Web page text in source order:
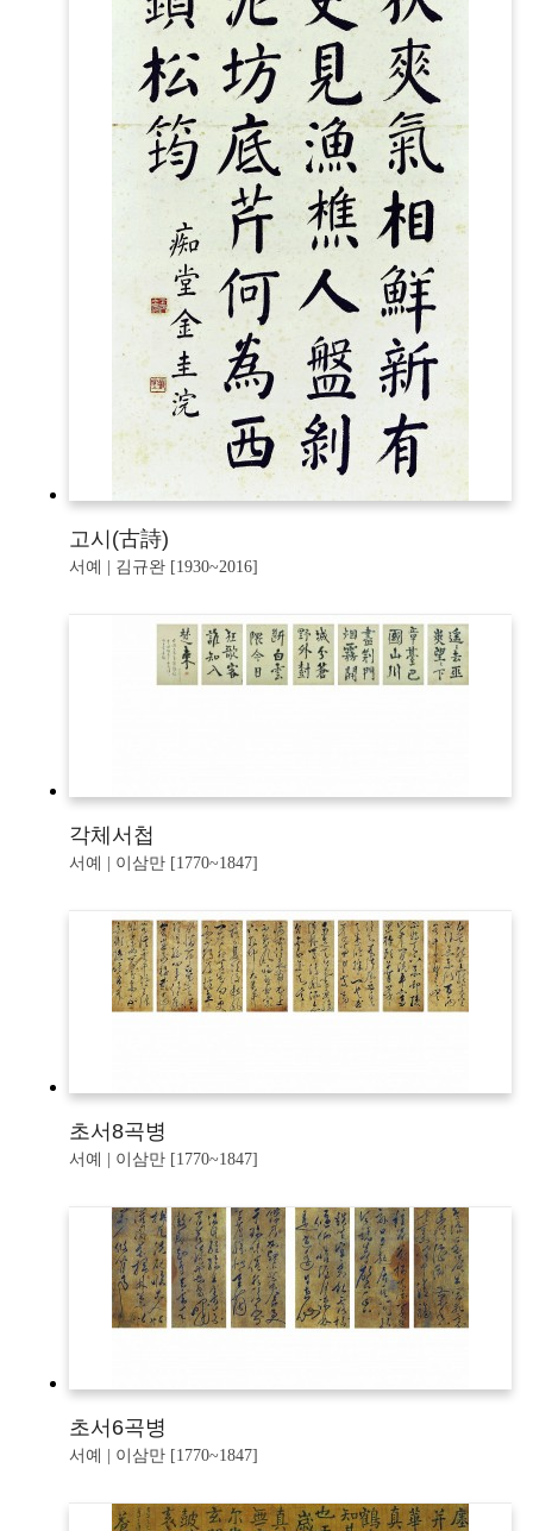
고시(古詩)
서예 | 김규완 [1930~2016]
각체서첩
서예 | 이삼만 [1770~1847]
초서8곡병
서예 | 이삼만 [1770~1847]
초서6곡병
서예 | 이삼만 [1770~1847]